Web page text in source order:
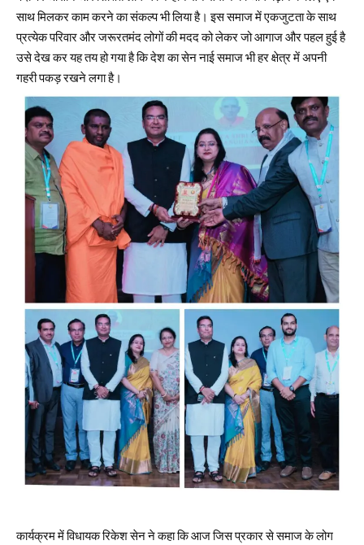
साथ मिलकर काम करने का संकल्प भी लिया है। इस समाज में एकजुटता के साथ
प्रत्येक परिवार और जरूरतमंद लोगों की मदद को लेकर जो आगाज और पहल हुई है
उसे देख कर यह तय हो गया है कि देश का सेन नाई समाज भी हर क्षेत्र में अपनी
गहरी पकड़ रखने लगा है।
कार्यक्रम में विधायक रिकेश सेन ने कहा कि आज जिस प्रकार से समाज के लोग